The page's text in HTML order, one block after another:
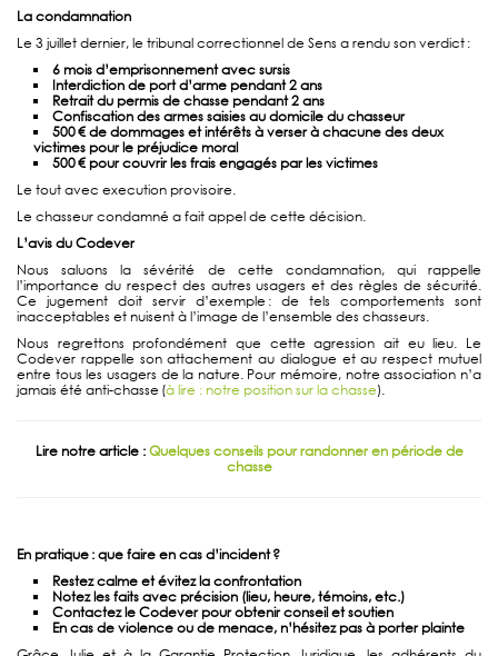
La condamnation
Le 3 juillet dernier, le tribunal correctionnel de Sens a rendu son verdict :
6 mois d’emprisonnement avec sursis
Interdiction de port d’arme pendant 2 ans
Retrait du permis de chasse pendant 2 ans
Confiscation des armes saisies au domicile du chasseur
500€ de dommages et intérêtsà verserà chacune des deux
victimes pour le préjudice moral
500€ pour couvrir les frais engagés par les victimes
Le tout avec execution provisoire.
Le chasseur condamné a fait appel de cette décision.
L’avis du Codever
Nous saluons la sévérité de cette condamnation, qui rappelle
l’importance du respect des autres usagers et des règles de sécurité.
Ce jugement doit servir d’exemple : de tels comportements sont
inacceptables et nuisent à l’image de l’ensemble des chasseurs.
Nous regrettons profondément que cette agression ait eu lieu. Le
Codever rappelle son attachement au dialogue et au respect mutuel
entre tous les usagers de la nature. Pour mémoire, notre association n’a
jamais été anti-chasse (à lire : notre position sur la chasse).
Lire notre article :Quelques conseils pour randonner en période de
chasse
En pratique : que faire en cas d’incident?
Restez calme et évitez la confrontation
Notez les faits avec précision (lieu, heure, témoins, etc.)
Contactez le Codever pour obtenir conseil et soutien
En cas de violence ou de menace, n’hésitez pas à porter plainte